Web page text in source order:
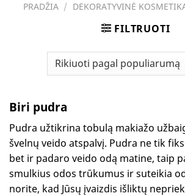
PRADŽIA / DEKORATYVINĖ
FILTRUOTI
Biri pudra
Pudra užtikrina tobulą makiažo
švelnų veido atspalvį. Pudra ne tik
bet ir padaro veido odą matine, taip
smulkius odos trūkumus ir suteikia
norite, kad Jūsų įvaizdis išliktų